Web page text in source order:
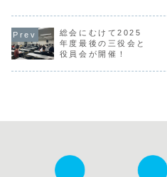
を出すべくチーム
全力でボールを追
う姿がとても印象
的でした。2回戦
を勝ち上がった8
チームが9月8日の
総会にむけて2025
年度最後の三役会と
役員会が開催！